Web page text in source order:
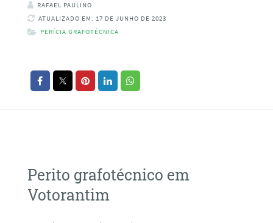
RAFAEL PAULINO
ATUALIZADO EM: 17 DE JUNHO DE 2023
PERÍCIA GRAFOTÉCNICA
Perito grafotécnico em
Votorantim